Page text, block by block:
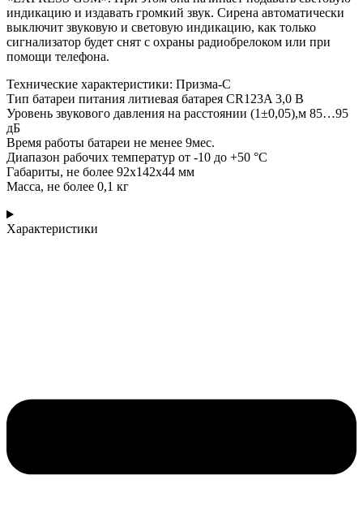
индикацию и издавать громкий звук. Сирена автоматически
выключит звуковую и световую индикацию, как только
сигнализатор будет снят с охраны радиобрелоком или при
помощи телефона.
Технические характеристики: Призма-С
Тип батареи питания литиевая батарея CR123A 3,0 В
Уровень звукового давления на расстоянии (1±0,05),м 85…95
дБ
Время работы батареи не менее 9мес.
Диапазон рабочих температур от -10 до +50 °С
Габариты, не более 92х142х44 мм
Масса, не более 0,1 кг
Характеристики